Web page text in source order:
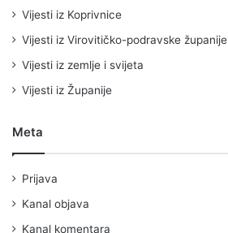
Vijesti iz Koprivnice
Vijesti iz Virovitičko-podravske županije
Vijesti iz zemlje i svijeta
Vijesti iz Županije
Meta
Prijava
Kanal objava
Kanal komentara